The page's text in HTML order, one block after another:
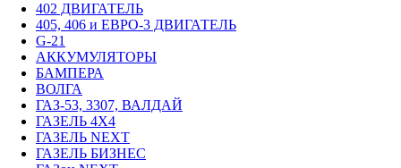
402 ДВИГАТЕЛЬ
405, 406 и ЕВРО-3 ДВИГАТЕЛЬ
G-21
АККУМУЛЯТОРЫ
БАМПЕРА
ВОЛГА
ГАЗ-53, 3307, ВАЛДАЙ
ГАЗЕЛЬ 4Х4
ГАЗЕЛЬ NEXT
ГАЗЕЛЬ БИЗНЕС